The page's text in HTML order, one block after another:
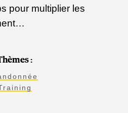
pour multiplier les
: